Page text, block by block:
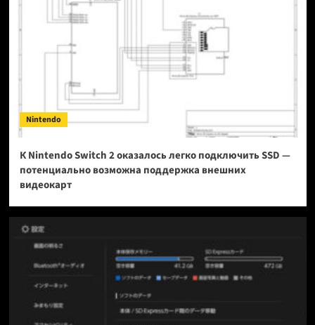
Nintendo
К Nintendo Switch 2 оказалось легко подключить SSD —
потенциально возможна поддержка внешних
видеокарт